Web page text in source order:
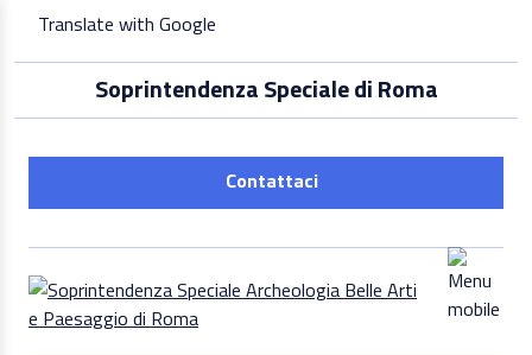
content
Translate with Google
Soprintendenza Speciale di Roma
Contattaci